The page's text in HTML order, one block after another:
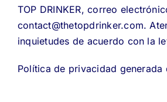
TOP DRINKER, correo
contact@thetopdrinker.com.
inquietudes de acuerdo con la
Política de privacidad generada